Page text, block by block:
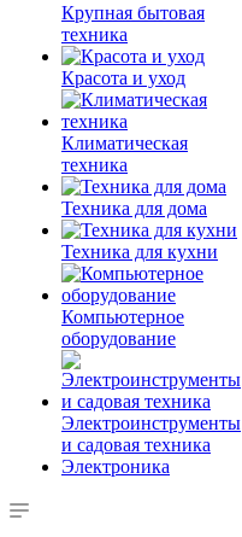
Крупная бытовая
техника
Красота и уход
Климатическая
техника
Техника для дома
Техника для кухни
Компьютерное
оборудование
Электроинструменты
и садовая техника
Электроника